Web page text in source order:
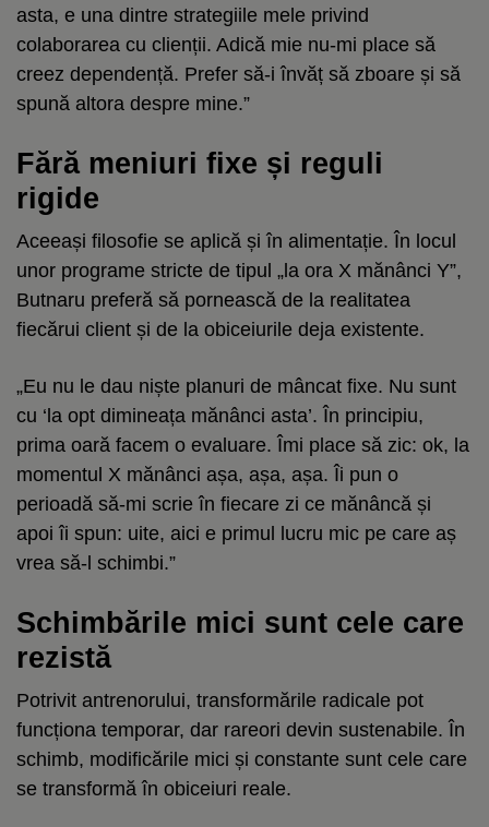
asta, e una dintre strategiile mele privind
colaborarea cu clienții. Adică mie nu-mi place să
creez dependență. Prefer să-i învăț să zboare și să
spună altora despre mine.”
Fără meniuri fixe și reguli
rigide
Aceeași filosofie se aplică și în alimentație. În locul
unor programe stricte de tipul „la ora X mănânci Y”,
Butnaru preferă să pornească de la realitatea
fiecărui client și de la obiceiurile deja existente.
„Eu nu le dau niște planuri de mâncat fixe. Nu sunt
cu ‘la opt dimineața mănânci asta’. În principiu,
prima oară facem o evaluare. Îmi place să zic: ok, la
momentul X mănânci așa, așa, așa. Îi pun o
perioadă să-mi scrie în fiecare zi ce mănâncă și
apoi îi spun: uite, aici e primul lucru mic pe care aș
vrea să-l schimbi.”
Schimbările mici sunt cele care
rezistă
Potrivit antrenorului, transformările radicale pot
funcționa temporar, dar rareori devin sustenabile. În
schimb, modificările mici și constante sunt cele care
se transformă în obiceiuri reale.